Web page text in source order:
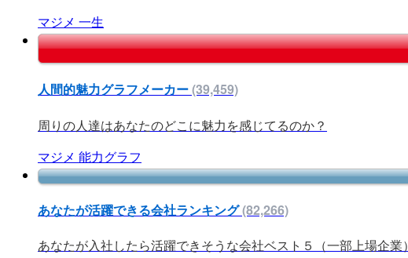
マジメ 一生
人間的魅力グラフメーカー(39,459)
周りの人達はあなたのどこに魅力を感じてるのか？
マジメ 能力グラフ
あなたが活躍できる会社ランキング(82,266)
あなたが入社したら活躍できそうな会社ベスト５（一部上場企業）